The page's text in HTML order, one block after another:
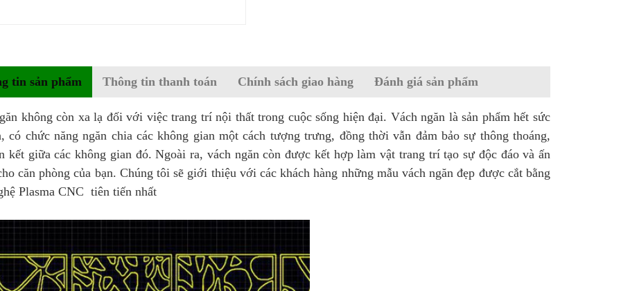
tin sản phẩm Thông tin thanh toán Chính sách giao hàng Đánh giá sản phẩm
không còn xa lạ đối với việc trang trí nội thất trong cuộc sống hiện đại. Vách ngăn là sản phẩm hết sức
có chức năng ngăn chia các không gian một cách tượng trưng, đồng thời vẫn đảm bảo sự thông thoáng,
kết giữa các không gian đó. Ngoài ra, vách ngăn còn được kết hợp làm vật trang trí tạo sự độc đáo và ấn
căn phòng của bạn. Chúng tôi sẽ giới thiệu với các khách hàng những mẫu vách ngăn đẹp được cắt bằng
Plasma CNC tiên tiến nhất